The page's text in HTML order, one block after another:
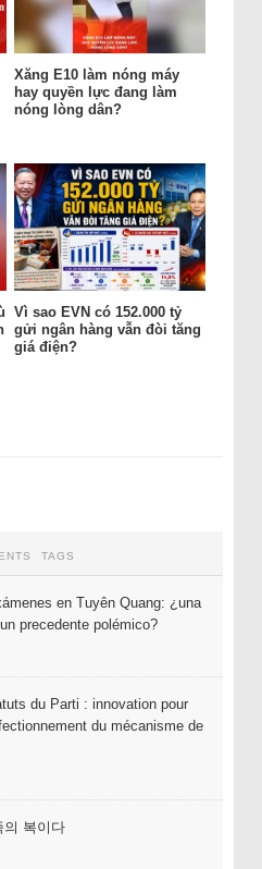
Xăng E10 làm nóng máy
hay quyền lực đang làm
nóng lòng dân?
Vì sao EVN có 152.000 tỷ
gửi ngân hàng vẫn đòi tăng
giá điện?
TAGS
en Tuyên Quang: ¿una
precedente polémico?
du Parti : innovation pour
du mécanisme de
의 복이다